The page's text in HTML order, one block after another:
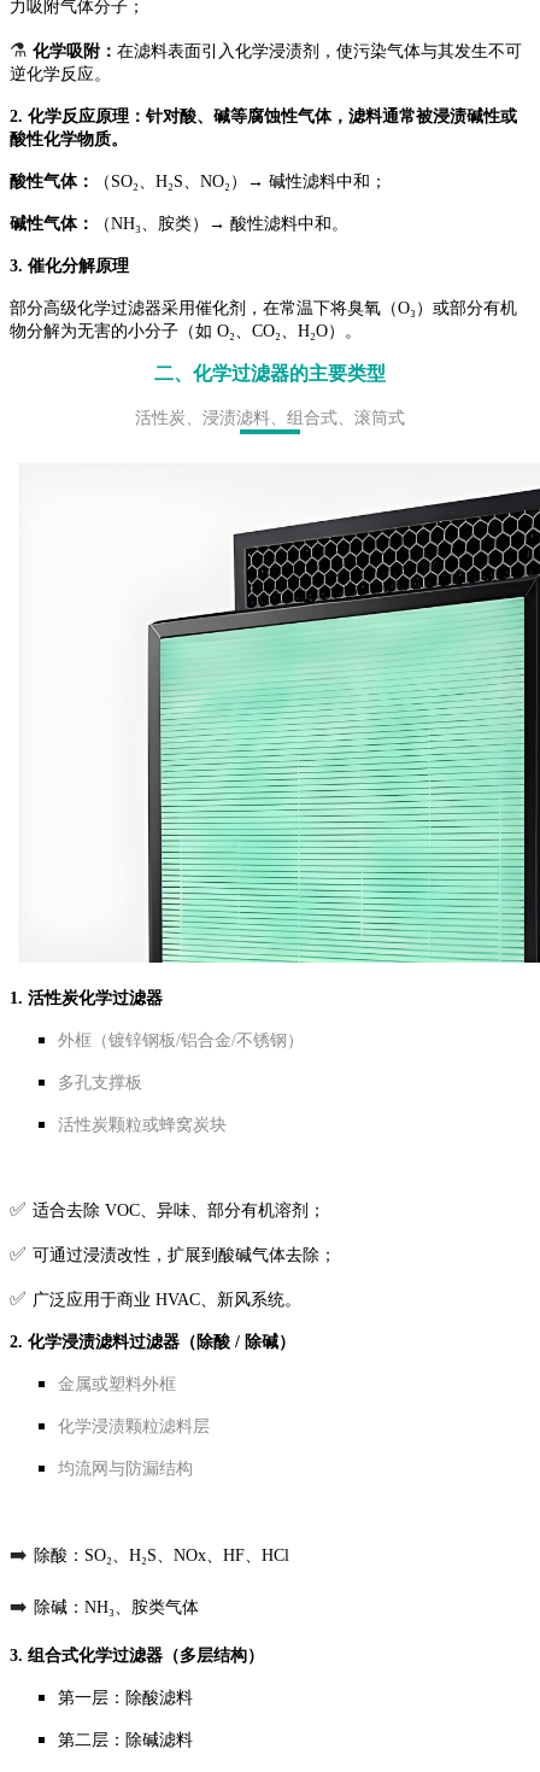
力吸附气体分子；
⚗️ 化学吸附： 在滤料表面引入化学浸渍剂，使污染气体与其发生不可
逆化学反应。
2. 化学反应原理：针对酸、碱等腐蚀性气体，滤料通常被浸渍碱性或
酸性化学物质。
酸性气体： （SO₂、H₂S、NO₂）→ 碱性滤料中和；
碱性气体： （NH₃、胺类）→ 酸性滤料中和。
3. 催化分解原理
部分高级化学过滤器采用催化剂，在常温下将臭氧（O₃）或部分有机
物分解为无害的小分子（如 O₂、CO₂、H₂O）。
二、化学过滤器的主要类型
活性炭、 浸渍滤料、 组合式、滚筒式
1. 活性炭化学过滤器
外框（镀锌钢板/铝合金/不锈钢）
多孔支撑板
活性炭颗粒或蜂窝炭块
✅ 适合去除 VOC、异味、部分有机溶剂；
✅ 可通过浸渍改性，扩展到酸碱气体去除；
✅ 广泛应用于商业 HVAC、新风系统。
2. 化学浸渍滤料过滤器（除酸 / 除碱）
金属或塑料外框
化学浸渍颗粒滤料层
均流网与防漏结构
➡️ 除酸：SO₂、H₂S、NOx、HF、HCl
➡️ 除碱：NH₃、胺类气体
3. 组合式化学过滤器（多层结构）
第一层：除酸滤料
第二层：除碱滤料